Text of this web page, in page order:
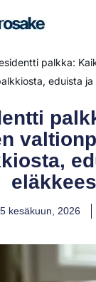
palkka:
eduista ja
5 kesäkuun, 2026